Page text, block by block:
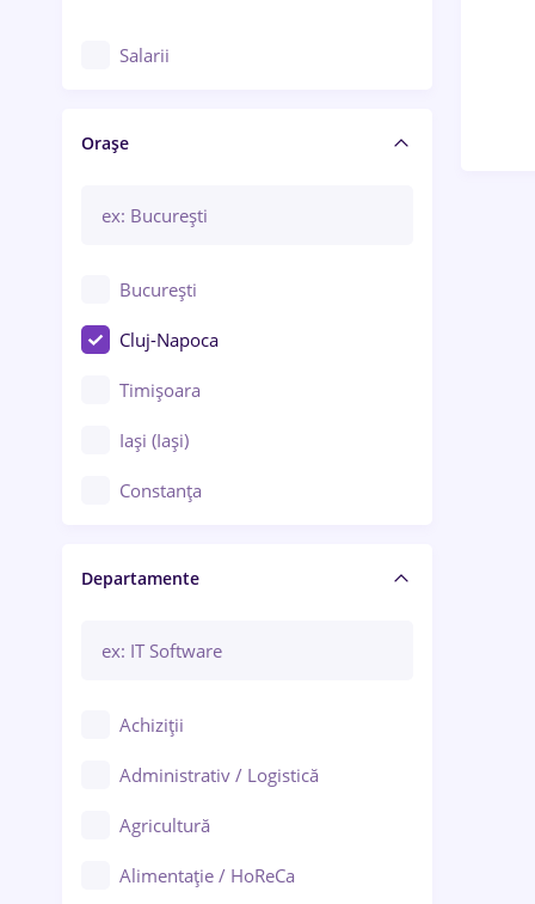
Salarii
Orașe
București
Cluj-Napoca
Timișoara
Iași (Iași)
Constanța
Brașov
Bacău
Galați (Galați)
Ploiești
Departamente
Achiziții
Administrativ / Logistică
Agricultură
Alimentație / HoReCa